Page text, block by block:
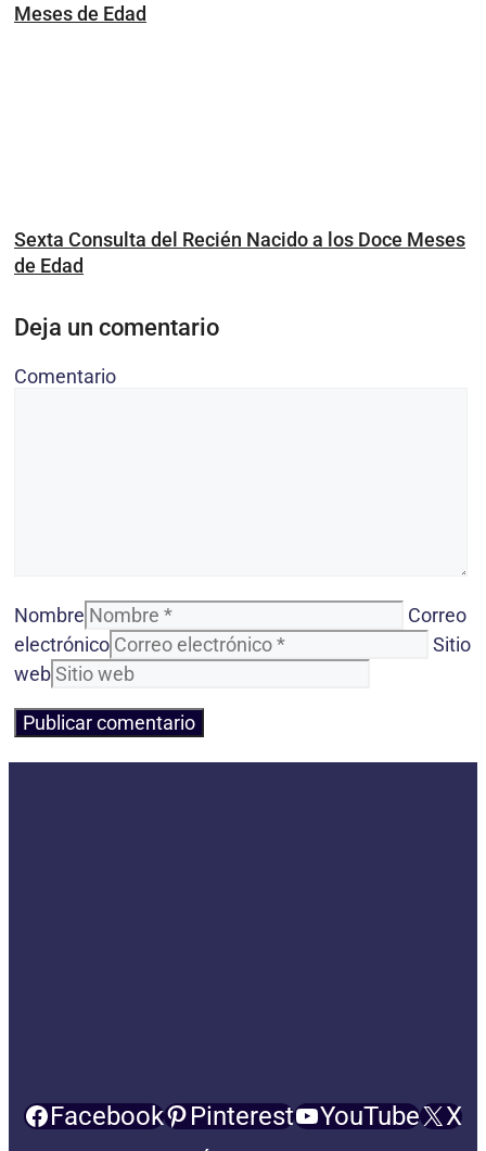
Meses de Edad
Sexta Consulta del Recién Nacido a los Doce Meses
de Edad
Deja un comentario
Comentario
Nombre
Correo
electrónico
Sitio
web
Facebook Pinterest YouTube X